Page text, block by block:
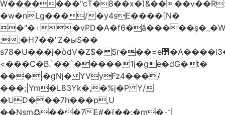
W�������"ϲT�8��x�)&��
�w�nLg���/�y4sE����[N�
�"�۽�vPD�A�f6�ă�����ş�_�W]�y�����N���
;;�H7��"Z�ыS��
s78�U���j�òdV�Z$� Sr���=e׻�A����i3�J�T�xDq2F\<����<⡛��+Zn�z� ss���tⵚÑ5��n(Rh����~�0��!
<���C�B.`��`�����1j�ge�dG�t�
���|�gǋ�YVyFz4���/
���;|Ym�L83Yk�,�%j�P Y/
�UD���7h���p,U
��Nsm߷���7E#�{��:�m�